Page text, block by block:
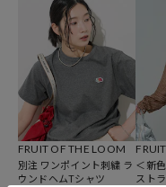
り、国内でもプリントＴシ
として広く知れ渡っていま
もアメリカを感じる商品を
FRUIT OF THE LOOM
別注 ワンポイント刺繍 ラ
ウンドヘムTシャツ
＜新
スト